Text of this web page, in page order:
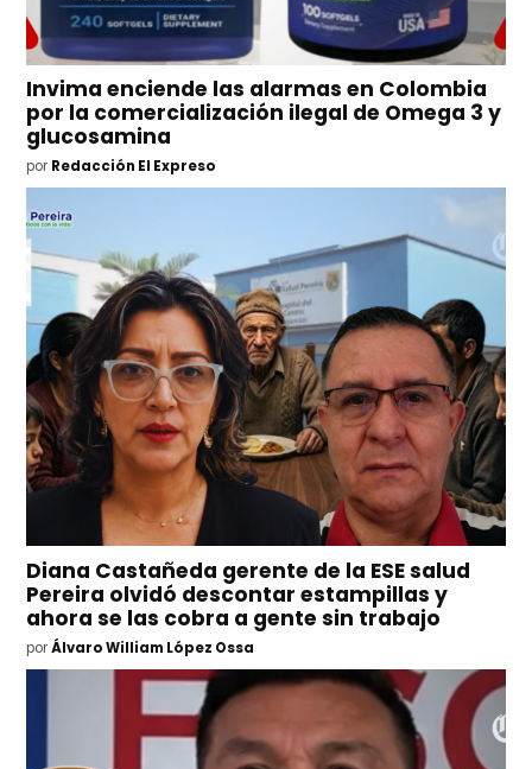
Invima enciende las alarmas en Colombia
por la comercialización ilegal de Omega 3 y
glucosamina
por Redacción El Expreso
Diana Castañeda gerente de la ESE salud
Pereira olvidó descontar estampillas y
ahora se las cobra a gente sin trabajo
por Álvaro William López Ossa